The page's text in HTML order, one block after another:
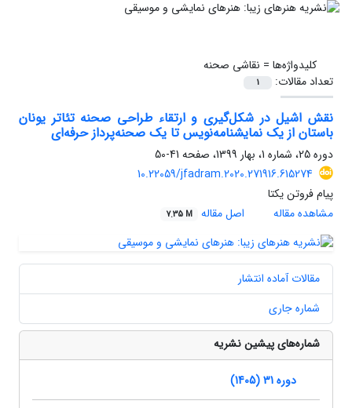
کلیدواژه‌ها = نقاشی صحنه
تعداد مقالات:
1
نقش اشیل در شکل‌گیری و ارتقاء طراحی صحنه تئاتر یونان
باستان از یک نمایشنامه‌نویس تا یک صحنه‌پرداز حرفه‌ای
دوره 25، شماره 1، بهار 1399، صفحه
41-50
10.22059/jfadram.2020.271916.615274
پیام فروتن یکتا
مشاهده مقاله
اصل مقاله 7.35 M
مقالات آماده انتشار
شماره جاری
شماره‌های پیشین نشریه
دوره 31 (1405)